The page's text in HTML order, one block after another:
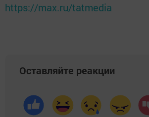
https://max.ru/tatmedia
Оставляйте реакции